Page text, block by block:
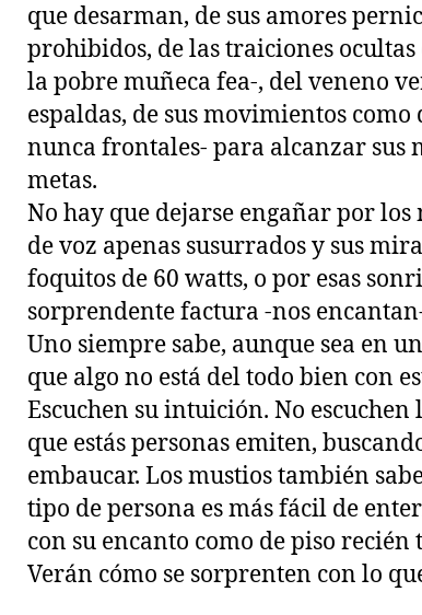
que desarman, de sus amores
prohibidos, de las traiciones
la pobre muñeca fea-, del veneno
espaldas, de sus movimientos como
nunca frontales- para alcanzar sus
metas.
No hay que dejarse engañar por los
de voz apenas susurrados y sus
foquitos de 60 watts, o por esas
sorprendente factura -nos
Uno siempre sabe, aunque sea en
que algo no está del todo bien con
Escuchen su intuición. No escuchen
que estás personas emiten,
embaucar. Los mustios también
tipo de persona es más fácil de
con su encanto como de piso
Verán cómo se sorprenten con lo